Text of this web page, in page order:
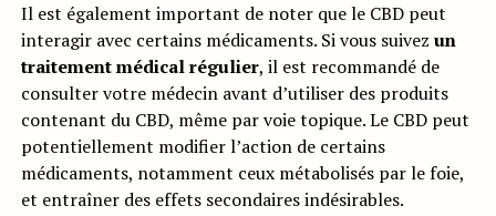
Il est également important de noter que le CBD peut
interagir avec certains médicaments. Si vous suivez un
traitement médical régulier, il est recommandé de
consulter votre médecin avant d’utiliser des produits
contenant du CBD, même par voie topique. Le CBD peut
potentiellement modifier l’action de certains
médicaments, notamment ceux métabolisés par le foie,
et entraîner des effets secondaires indésirables.